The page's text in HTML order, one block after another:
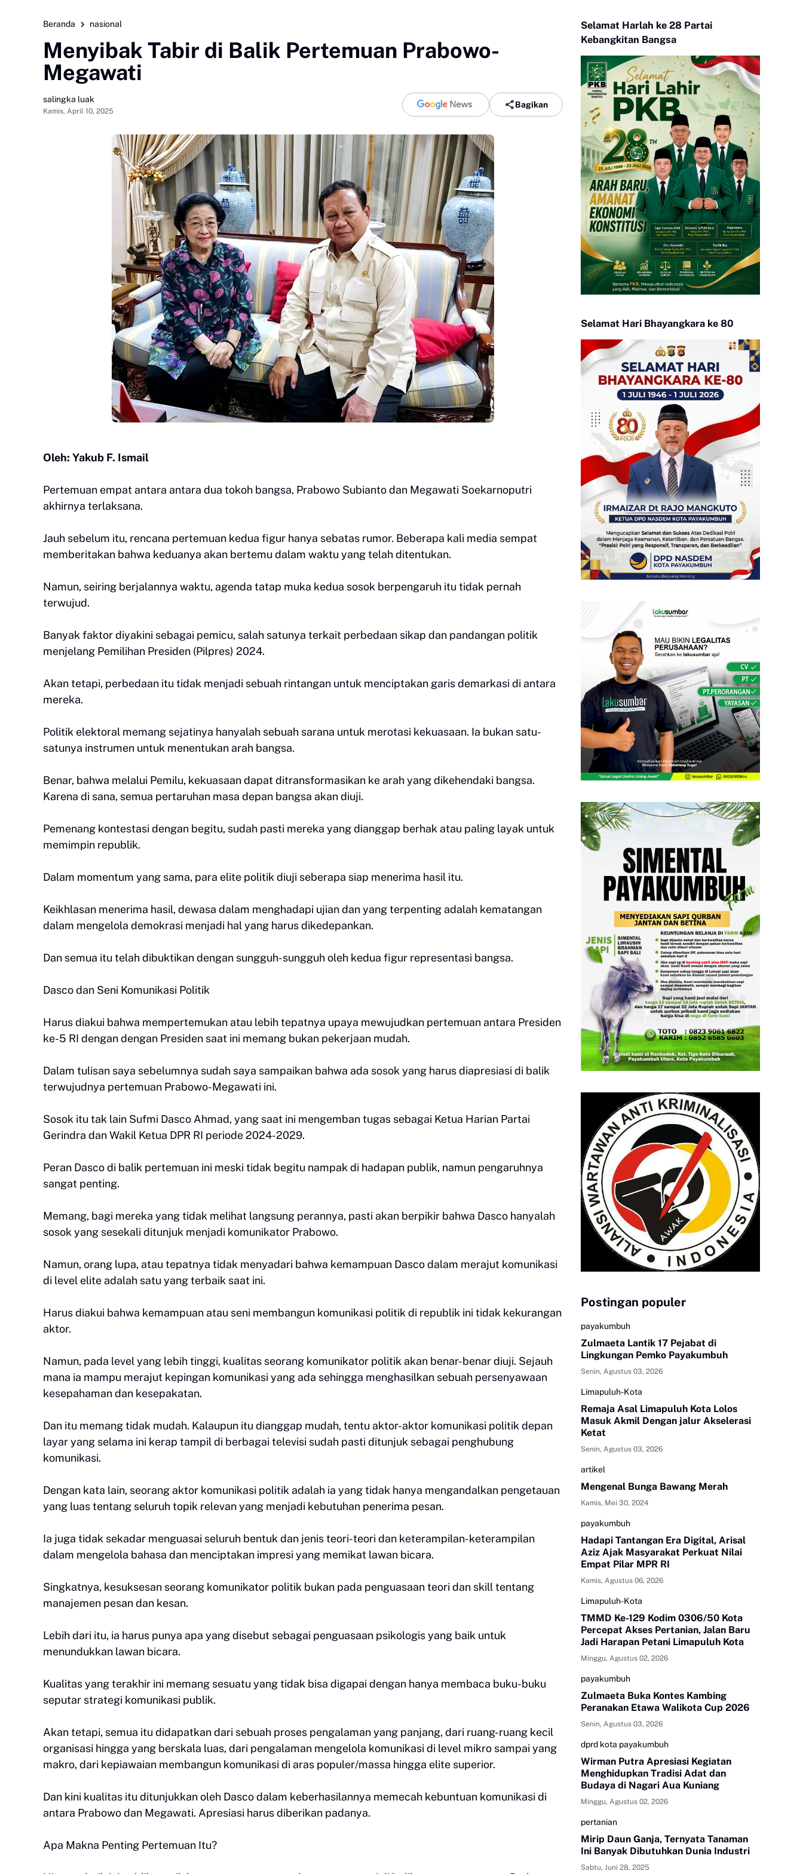
Beranda nasional
Menyibak Tabir di Balik Pertemuan Prabowo-
Megawati
salingka luak
Kamis, April 10, 2025
Bagikan
Oleh: Yakub F. Ismail
Pertemuan empat antara antara dua tokoh bangsa, Prabowo Subianto dan Megawati Soekarnoputri
akhirnya terlaksana.
Jauh sebelum itu, rencana pertemuan kedua figur hanya sebatas rumor. Beberapa kali media sempat
memberitakan bahwa keduanya akan bertemu dalam waktu yang telah ditentukan.
Namun, seiring berjalannya waktu, agenda tatap muka kedua sosok berpengaruh itu tidak pernah
terwujud.
Banyak faktor diyakini sebagai pemicu, salah satunya terkait perbedaan sikap dan pandangan politik
menjelang Pemilihan Presiden (Pilpres) 2024.
Akan tetapi, perbedaan itu tidak menjadi sebuah rintangan untuk menciptakan garis demarkasi di antara
mereka.
Politik elektoral memang sejatinya hanyalah sebuah sarana untuk merotasi kekuasaan. Ia bukan satu-
satunya instrumen untuk menentukan arah bangsa.
Benar, bahwa melalui Pemilu, kekuasaan dapat ditransformasikan ke arah yang dikehendaki bangsa.
Karena di sana, semua pertaruhan masa depan bangsa akan diuji.
Pemenang kontestasi dengan begitu, sudah pasti mereka yang dianggap berhak atau paling layak untuk
memimpin republik.
Dalam momentum yang sama, para elite politik diuji seberapa siap menerima hasil itu.
Keikhlasan menerima hasil, dewasa dalam menghadapi ujian dan yang terpenting adalah kematangan
dalam mengelola demokrasi menjadi hal yang harus dikedepankan.
Dan semua itu telah dibuktikan dengan sungguh-sungguh oleh kedua figur representasi bangsa.
Dasco dan Seni Komunikasi Politik
Harus diakui bahwa mempertemukan atau lebih tepatnya upaya mewujudkan pertemuan antara Presiden
ke-5 RI dengan dengan Presiden saat ini memang bukan pekerjaan mudah.
Dalam tulisan saya sebelumnya sudah saya sampaikan bahwa ada sosok yang harus diapresiasi di balik
terwujudnya pertemuan Prabowo-Megawati ini.
Sosok itu tak lain Sufmi Dasco Ahmad, yang saat ini mengemban tugas sebagai Ketua Harian Partai
Gerindra dan Wakil Ketua DPR RI periode 2024-2029.
Peran Dasco di balik pertemuan ini meski tidak begitu nampak di hadapan publik, namun pengaruhnya
sangat penting.
Memang, bagi mereka yang tidak melihat langsung perannya, pasti akan berpikir bahwa Dasco hanyalah
sosok yang sesekali ditunjuk menjadi komunikator Prabowo.
Namun, orang lupa, atau tepatnya tidak menyadari bahwa kemampuan Dasco dalam merajut komunikasi
di level elite adalah satu yang terbaik saat ini.
Harus diakui bahwa kemampuan atau seni membangun komunikasi politik di republik ini tidak kekurangan
aktor.
Namun, pada level yang lebih tinggi, kualitas seorang komunikator politik akan benar-benar diuji. Sejauh
mana ia mampu merajut kepingan komunikasi yang ada sehingga menghasilkan sebuah persenyawaan
kesepahaman dan kesepakatan.
Dan itu memang tidak mudah. Kalaupun itu dianggap mudah, tentu aktor-aktor komunikasi politik depan
layar yang selama ini kerap tampil di berbagai televisi sudah pasti ditunjuk sebagai penghubung
komunikasi.
Dengan kata lain, seorang aktor komunikasi politik adalah ia yang tidak hanya mengandalkan pengetauan
yang luas tentang seluruh topik relevan yang menjadi kebutuhan penerima pesan.
Ia juga tidak sekadar menguasai seluruh bentuk dan jenis teori-teori dan keterampilan-keterampilan
dalam mengelola bahasa dan menciptakan impresi yang memikat lawan bicara.
Singkatnya, kesuksesan seorang komunikator politik bukan pada penguasaan teori dan skill tentang
manajemen pesan dan kesan.
Lebih dari itu, ia harus punya apa yang disebut sebagai penguasaan psikologis yang baik untuk
menundukkan lawan bicara.
Kualitas yang terakhir ini memang sesuatu yang tidak bisa digapai dengan hanya membaca buku-buku
seputar strategi komunikasi publik.
Akan tetapi, semua itu didapatkan dari sebuah proses pengalaman yang panjang, dari ruang-ruang kecil
organisasi hingga yang berskala luas, dari pengalaman mengelola komunikasi di level mikro sampai yang
makro, dari kepiawaian membangun komunikasi di aras populer/massa hingga elite superior.
Dan kini kualitas itu ditunjukkan oleh Dasco dalam keberhasilannya memecah kebuntuan komunikasi di
antara Prabowo dan Megawati. Apresiasi harus diberikan padanya.
Apa Makna Penting Pertemuan Itu?
Selamat Harlah ke 28 Partai
Kebangkitan Bangsa
Selamat Hari Bhayangkara ke 80
Postingan populer
payakumbuh
Zulmaeta Lantik 17 Pejabat di
Lingkungan Pemko Payakumbuh
Senin, Agustus 03, 2026
Limapuluh-Kota
Remaja Asal Limapuluh Kota Lolos
Masuk Akmil Dengan jalur Akselerasi
Ketat
Senin, Agustus 03, 2026
artikel
Mengenal Bunga Bawang Merah
Kamis, Mei 30, 2024
payakumbuh
Hadapi Tantangan Era Digital, Arisal
Aziz Ajak Masyarakat Perkuat Nilai
Empat Pilar MPR RI
Kamis, Agustus 06, 2026
Limapuluh-Kota
TMMD Ke-129 Kodim 0306/50 Kota
Percepat Akses Pertanian, Jalan Baru
Jadi Harapan Petani Limapuluh Kota
Minggu, Agustus 02, 2026
payakumbuh
Zulmaeta Buka Kontes Kambing
Peranakan Etawa Walikota Cup 2026
Senin, Agustus 03, 2026
dprd kota payakumbuh
Wirman Putra Apresiasi Kegiatan
Menghidupkan Tradisi Adat dan
Budaya di Nagari Aua Kuniang
Minggu, Agustus 02, 2026
pertanian
Mirip Daun Ganja, Ternyata Tanaman
Ini Banyak Dibutuhkan Dunia Industri
Sabtu, Juni 28, 2025